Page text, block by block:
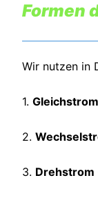
Formen
Wir nutzen in
1. Gleichstrom
2.
3. Drehstrom